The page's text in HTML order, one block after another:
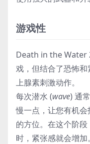
游戏性
Death in the Water
戏，但结合了恐怖
上腺素刺激动作。
每次潜水 (wave) 通
慢一点，让您有机
的方位。在这个阶
时，紧张感就会增